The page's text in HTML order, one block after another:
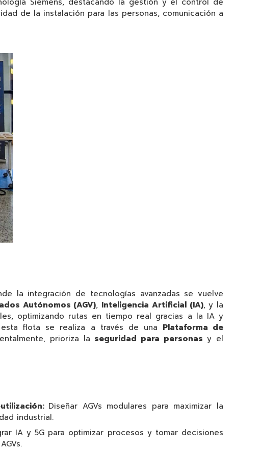
de la instalación para las personas, comunicación a
la integración de tecnologías avanzadas se vuelve
Autónomos (AGV), Inteligencia Artificial (IA), y la
optimizando rutas en tiempo real gracias a la IA y
flota se realiza a través de una Plataforma de
prioriza la seguridad para personas y el
Diseñar AGVs modulares para maximizar la
industrial.
IA y 5G para optimizar procesos y tomar decisiones